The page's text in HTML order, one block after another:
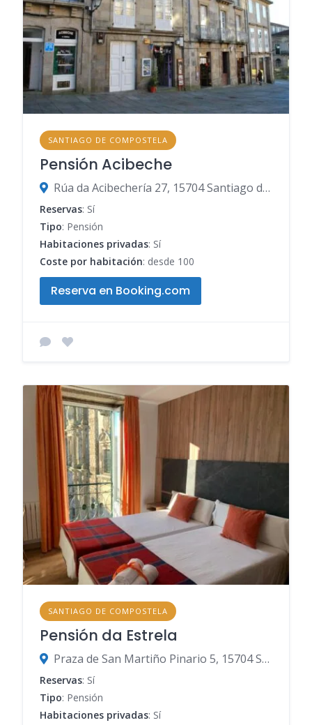
SANTIAGO DE COMPOSTELA
Pensión Acibeche
Rúa da Acibechería 27, 15704 Santiago de Compostela, A Coruña, España
Reservas: Sí
Tipo: Pensión
Habitaciones privadas: Sí
Coste por habitación: desde 100
Reserva en Booking.com
SANTIAGO DE COMPOSTELA
Pensión da Estrela
Praza de San Martiño Pinario 5, 15704 Santiago de Compostela, A Coruña, España
Reservas: Sí
Tipo: Pensión
Habitaciones privadas: Sí